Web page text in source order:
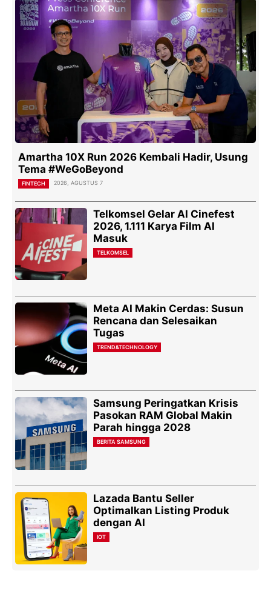
Amartha 10X Run 2026 Kembali Hadir, Usung
Tema #WeGoBeyond
FINTECH 2026, AGUSTUS 7
Telkomsel Gelar AI Cinefest
2026, 1.111 Karya Film AI
Masuk
TELKOMSEL
Meta AI Makin Cerdas: Susun
Rencana dan Selesaikan
Tugas
TREND&TECHNOLOGY
Samsung Peringatkan Krisis
Pasokan RAM Global Makin
Parah hingga 2028
BERITA SAMSUNG
Lazada Bantu Seller
Optimalkan Listing Produk
dengan AI
IOT